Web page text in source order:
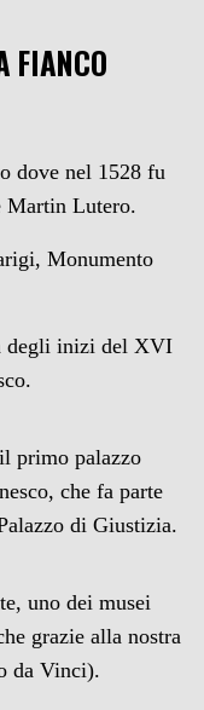
FIANCO
dove nel 1528 fu
Martin Lutero.
Monumento
degli inizi del XVI
primo palazzo
che fa parte
di Giustizia.
uno dei musei
grazie alla nostra
da Vinci).